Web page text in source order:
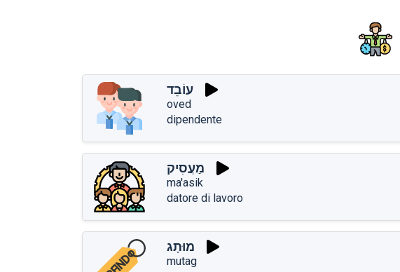
עוֹבֵד
oved
dipendente
מַעֲסִיק
ma'asik
datore di lavoro
מוּתָג
mutag